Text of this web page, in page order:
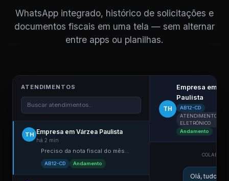
WhatsApp integrado, histórico de solicitações e
documentos fiscais em uma tela — sem alternar
entre apps ou planilhas.
ATENDIMENTOS
Buscar atendimentos...
TH Empresa em Várzea Paulista
há 2 min
Preciso da nota fiscal do mês...
AB12-CD Andamento
TH
Empresa em
Paulista
AB12-CD
ATENDIMENTO
ELETRÔNICO
Andamento
Olá, tudo